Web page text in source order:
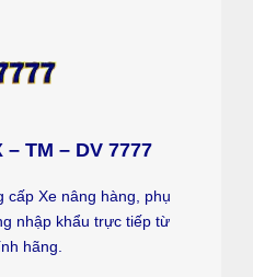
– TM – DV 7777
Xe nâng hàng, phụ
nhập khẩu trực tiếp từ
hãng.